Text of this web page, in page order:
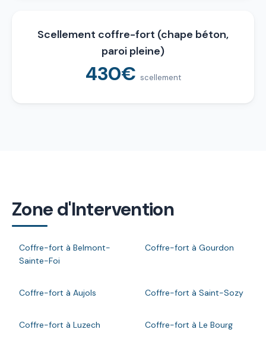
Scellement coffre-fort (chape béton,
paroi pleine)
430€ scellement
Zone d'Intervention
Coffre-fort à Belmont-
Sainte-Foi
Coffre-fort à Gourdon
Coffre-fort à Aujols Coffre-fort à Saint-Sozy
Coffre-fort à Luzech Coffre-fort à Le Bourg